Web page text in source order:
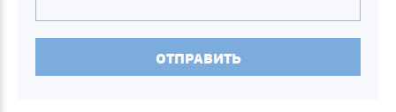
ОТПРАВИТЬ